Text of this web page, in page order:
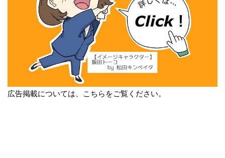
広告掲載については、こちらをご覧ください。